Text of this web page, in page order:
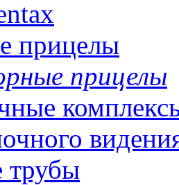
прицелы
прицелы
трубы